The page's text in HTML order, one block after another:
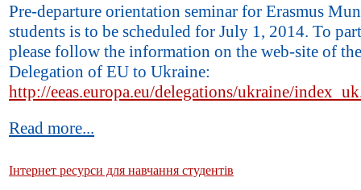
Pre-departure orientation seminar for Erasmus
students is to be scheduled for July 1, 2014. To
please follow the information on the web-site of
Delegation of EU to Ukraine:
http://eeas.europa.eu/delegations/ukraine/
Read more...
Інтернет ресурси для навчання студентів